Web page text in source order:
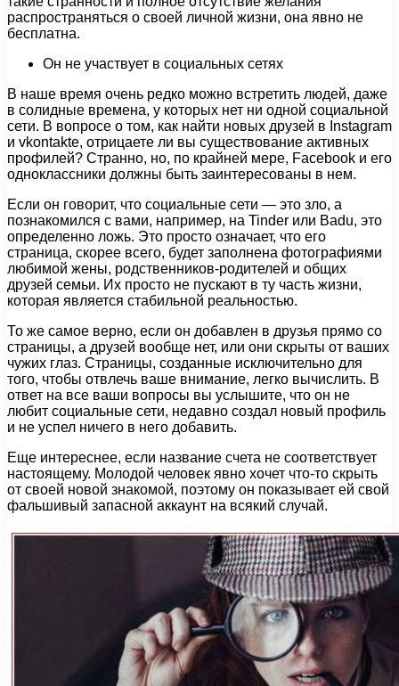
распространяться о своей личной жизни, она явно не
бесплатна.
Он не участвует в социальных сетях
В наше время очень редко можно встретить людей, даже
в солидные времена, у которых нет ни одной социальной
сети. В вопросе о том, как найти новых друзей в Instagram
и vkontakte, отрицаете ли вы существование активных
профилей? Странно, но, по крайней мере, Facebook и его
одноклассники должны быть заинтересованы в нем.
Если он говорит, что социальные сети — это зло, а
познакомился с вами, например, на Tinder или Badu, это
определенно ложь. Это просто означает, что его
страница, скорее всего, будет заполнена фотографиями
любимой жены, родственников-родителей и общих
друзей семьи. Их просто не пускают в ту часть жизни,
которая является стабильной реальностью.
То же самое верно, если он добавлен в друзья прямо со
страницы, а друзей вообще нет, или они скрыты от ваших
чужих глаз. Страницы, созданные исключительно для
того, чтобы отвлечь ваше внимание, легко вычислить. В
ответ на все ваши вопросы вы услышите, что он не
любит социальные сети, недавно создал новый профиль
и не успел ничего в него добавить.
Еще интереснее, если название счета не соответствует
настоящему. Молодой человек явно хочет что-то скрыть
от своей новой знакомой, поэтому он показывает ей свой
фальшивый запасной аккаунт на всякий случай.